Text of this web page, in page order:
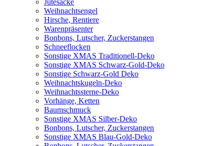
Weihnachtsengel
Hirsche, Rentiere
Warenpräsenter
Bonbons, Lutscher, Zuckerstangen
Schneeflocken
Sonstige XMAS Traditionell-Deko
Sonstige XMAS Schwarz-Gold-Deko
Sonstige Schwarz-Gold Deko
Weihnachtskugeln-Deko
Weihnachtssterne-Deko
Vorhänge, Ketten
Baumschmuck
Sonstige XMAS Silber-Deko
Bonbons, Lutscher, Zuckerstangen
Sonstige XMAS Blau-Gold-Deko